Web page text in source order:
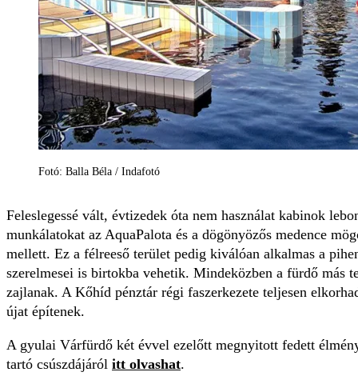
Fotó: Balla Béla / Indafotó
Feleslegessé vált, évtizedek óta nem használat kabinok
munkálatokat az AquaPalota és a dögönyözős medence
mellett. Ez a félreeső terület pedig kiválóan alkalmas a
szerelmesei is birtokba vehetik. Mindeközben a fürdő más
zajlanak. A Kőhíd pénztár régi faszerkezete teljesen
újat építenek.
A gyulai Várfürdő két évvel ezelőtt megnyitott fedett
tartó csúszdájáról itt olvashat.